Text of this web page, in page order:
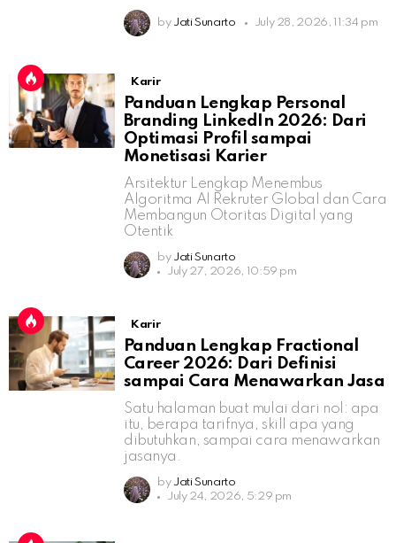
by Jati Sunarto July 28, 2026, 11:34 pm
Karir
Panduan Lengkap Personal
Branding LinkedIn 2026: Dari
Optimasi Profil sampai
Monetisasi Karier
Arsitektur Lengkap Menembus
Algoritma AI Rekruter Global dan Cara
Membangun Otoritas Digital yang
Otentik
by Jati Sunarto
July 27, 2026, 10:59 pm
Karir
Panduan Lengkap Fractional
Career 2026: Dari Definisi
sampai Cara Menawarkan Jasa
Satu halaman buat mulai dari nol: apa
itu, berapa tarifnya, skill apa yang
dibutuhkan, sampai cara menawarkan
jasanya.
by Jati Sunarto
July 24, 2026, 5:29 pm